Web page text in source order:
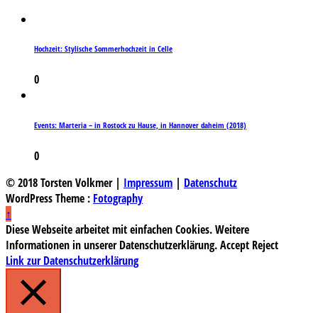
Hochzeit: Stylische Sommerhochzeit in Celle
0
Events: Marteria – in Rostock zu Hause, in Hannover daheim (2018)
0
© 2018 Torsten Volkmer | Impressum | Datenschutz
WordPress Theme : Fotography
↑
Diese Webseite arbeitet mit einfachen Cookies. Weitere
Informationen in unserer Datenschutzerklärung.Accept Reject
Link zur Datenschutzerklärung